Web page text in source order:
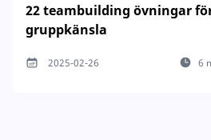
22 teambuilding övningar
gruppkänsla
2025-02-26 6